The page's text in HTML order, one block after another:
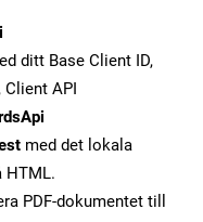
ditt Base Client ID,
Client API
med det lokala
HTML.
PDF-dokumentet till